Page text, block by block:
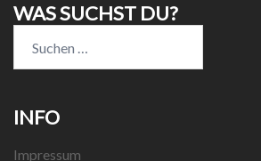
WAS SUCHST DU?
nach:
INFO
Impressum